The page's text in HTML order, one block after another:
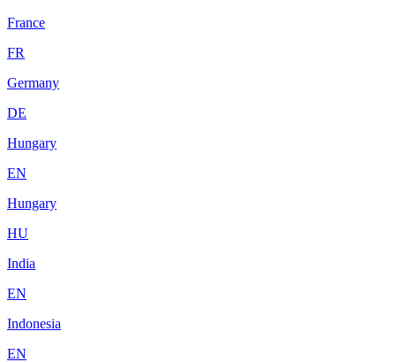
France
FR
Germany
DE
Hungary
EN
Hungary
HU
India
EN
Indonesia
EN